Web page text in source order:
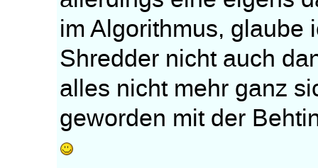
im Algorithmus, glaube
Shredder nicht auch
alles nicht mehr ganz
geworden mit der